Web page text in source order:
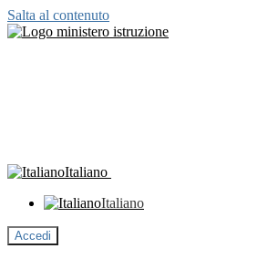
Salta al contenuto
Italiano
Italiano
Accedi